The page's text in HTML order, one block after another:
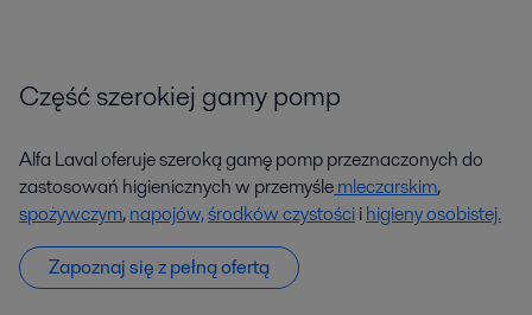
Część szerokiej gamy pomp
Alfa Laval oferuje szeroką gamę pomp przeznaczonych do
zastosowań higienicznych w przemyślemleczarskim,
spożywczym,napojów,środków czystościihigieny osobistej.
Zapoznaj się z pełną ofertą